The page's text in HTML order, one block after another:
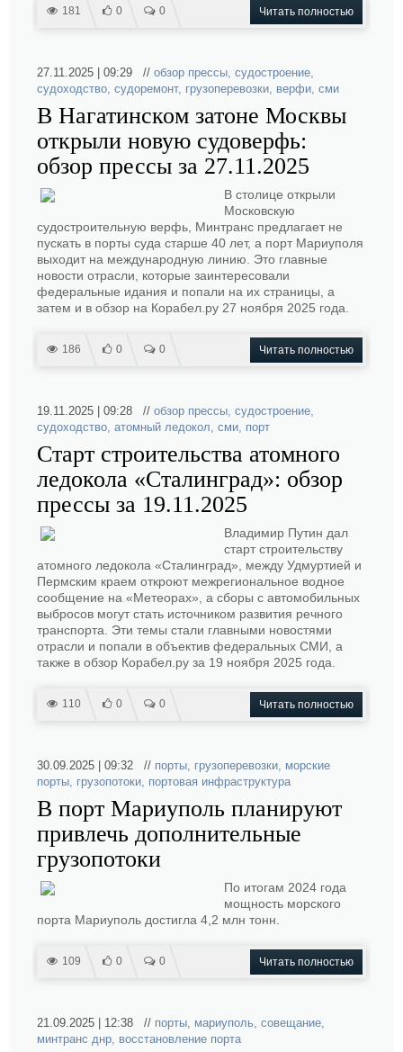
181 0 0 Читать полностью
27.11.2025 | 09:29 // обзор прессы, судостроение,
судоходство, судоремонт, грузоперевозки, верфи, сми
В Нагатинском затоне Москвы
открыли новую судоверфь:
обзор прессы за 27.11.2025
В столице открыли
Московскую
судостроительную верфь, Минтранс предлагает не
пускать в порты суда старше 40 лет, а порт Мариуполя
выходит на международную линию. Это главные
новости отрасли, которые заинтересовали
федеральные идания и попали на их страницы, а
затем и в обзор на Корабел.ру 27 ноября 2025 года.
186 0 0 Читать полностью
19.11.2025 | 09:28 // обзор прессы, судостроение,
судоходство, атомный ледокол, сми, порт
Старт строительства атомного
ледокола «Сталинград»: обзор
прессы за 19.11.2025
Владимир Путин дал
старт строительству
атомного ледокола «Сталинград», между Удмуртией и
Пермским краем откроют межрегиональное водное
сообщение на «Метеорах», а сборы с автомобильных
выбросов могут стать источником развития речного
транспорта. Эти темы стали главными новостями
отрасли и попали в объектив федеральных СМИ, а
также в обзор Корабел.ру за 19 ноября 2025 года.
110 0 0 Читать полностью
30.09.2025 | 09:32 // порты, грузоперевозки, морские
порты, грузопотоки, портовая инфраструктура
В порт Мариуполь планируют
привлечь дополнительные
грузопотоки
По итогам 2024 года
мощность морского
порта Мариуполь достигла 4,2 млн тонн.
109 0 0 Читать полностью
21.09.2025 | 12:38 // порты, мариуполь, совещание,
минтранс днр, восстановление порта